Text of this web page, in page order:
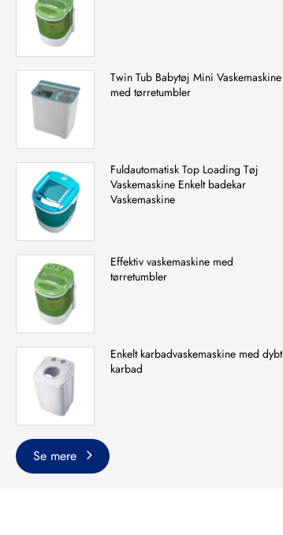
Twin Tub Babytøj Mini Vaskemaskine
med tørretumbler
Fuldautomatisk Top Loading Tøj
Vaskemaskine Enkelt badekar
Vaskemaskine
Effektiv vaskemaskine med
tørretumbler
Enkelt karbadvaskemaskine med dybt
karbad
Se mere